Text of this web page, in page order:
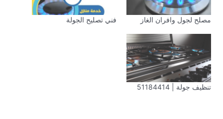
مصلح لجول وافران الغاز فني تصليح الجولة
تنظيف جولة | 51184414